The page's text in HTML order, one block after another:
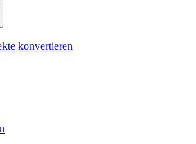
konvertieren